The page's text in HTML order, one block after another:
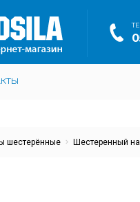
шестерённые Шестеренный